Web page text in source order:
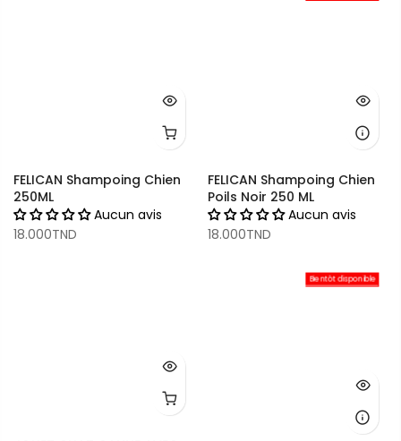
FELICAN Shampoing Chien
250ML
Aucun avis
18.000TND
FELICAN Shampoing Chien
Poils Noir 250 ML
Aucun avis
18.000TND
Bientôt disponible